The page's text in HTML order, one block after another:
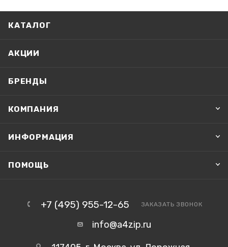
КАТАЛОГ
АКЦИИ
БРЕНДЫ
КОМПАНИЯ
ИНФОРМАЦИЯ
ПОМОЩЬ
+7 (495) 955-12-65 ЗАКАЗАТЬ ЗВОНОК
info@a4zip.ru